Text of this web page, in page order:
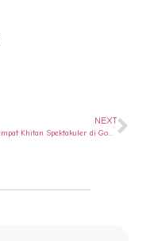
NEXT
Cari tempat Khitan Spektakuler di Godong ? Ya di Rumah Sunat Semarang